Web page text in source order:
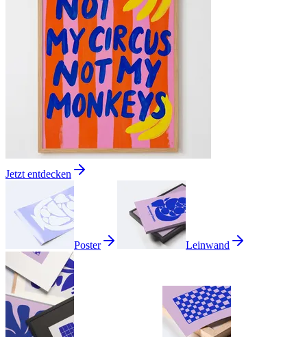
Jetzt entdecken
Poster Leinwand